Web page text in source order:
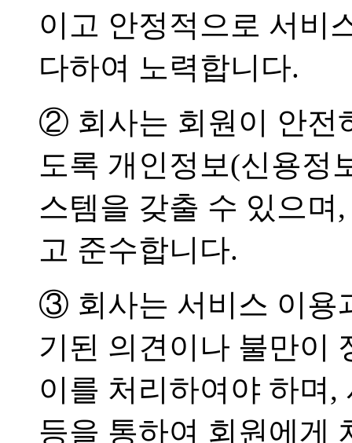
이고 안정적으로 서비
다하여 노력합니다.
② 회사는 회원이 안전
도록 개인정보(신용정
스템을 갖출 수 있으
고 준수합니다.
③ 회사는 서비스 이용
기된 의견이나 불만이
이를 처리하여야 하며
등을 통하여 회원에게